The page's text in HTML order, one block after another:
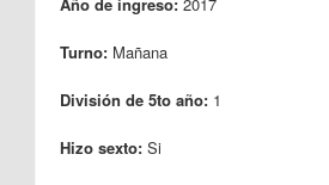
Turno: Mañana
División de 5to año: 1
Hizo sexto: Si